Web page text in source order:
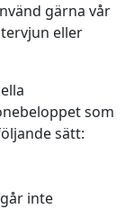
gärna vår
eller
som
sätt:
inte